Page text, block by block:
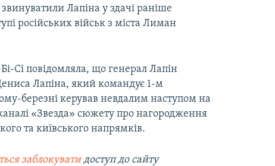
Лапіна у здачі раніше
російських військ з міста Лиман
Сі повідомляла, що генерал Лапін
Лапіна, який командує 1-м
березні керував невдалим наступом на
«Звезда» сюжету про нагородження
та київського напрямків.
заблокуватидоступ до сайту